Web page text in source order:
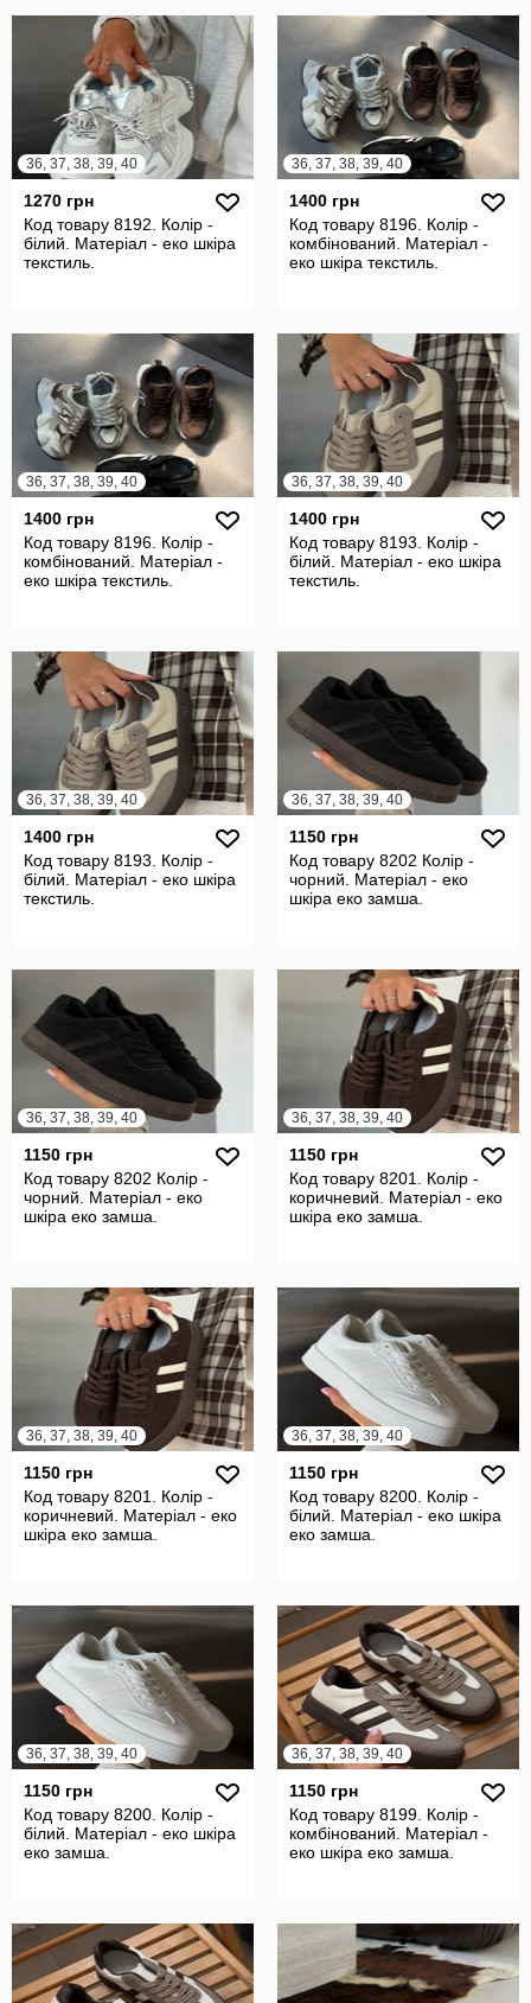
36, 37, 38, 39, 40
1270 грн
Код товару 8192. Колір -
білий. Матеріал - еко шкіра
текстиль.
36, 37, 38, 39, 40
1400 грн
Код товару 8196. Колір -
комбінований. Матеріал -
еко шкіра текстиль.
36, 37, 38, 39, 40
1400 грн
Код товару 8196. Колір -
комбінований. Матеріал -
еко шкіра текстиль.
36, 37, 38, 39, 40
1400 грн
Код товару 8193. Колір -
білий. Матеріал - еко шкіра
текстиль.
36, 37, 38, 39, 40
1400 грн
Код товару 8193. Колір -
білий. Матеріал - еко шкіра
текстиль.
36, 37, 38, 39, 40
1150 грн
Код товару 8202 Колір -
чорний. Матеріал - еко
шкіра еко замша.
36, 37, 38, 39, 40
1150 грн
Код товару 8202 Колір -
чорний. Матеріал - еко
шкіра еко замша.
36, 37, 38, 39, 40
1150 грн
Код товару 8201. Колір -
коричневий. Матеріал - еко
шкіра еко замша.
36, 37, 38, 39, 40
1150 грн
Код товару 8201. Колір -
коричневий. Матеріал - еко
шкіра еко замша.
36, 37, 38, 39, 40
1150 грн
Код товару 8200. Колір -
білий. Матеріал - еко шкіра
еко замша.
36, 37, 38, 39, 40
1150 грн
Код товару 8200. Колір -
білий. Матеріал - еко шкіра
еко замша.
36, 37, 38, 39, 40
1150 грн
Код товару 8199. Колір -
комбінований. Матеріал -
еко шкіра еко замша.